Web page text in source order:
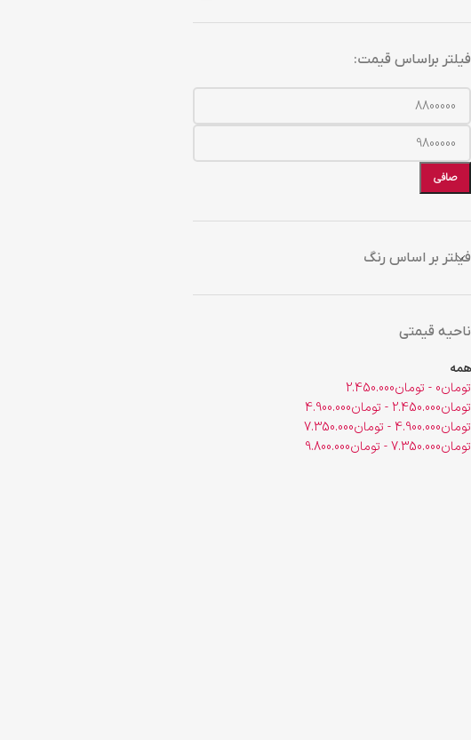
فیلتر براساس قیمت:
صافی
فیلتر بر اساس رنگ
ناحیه قیمتی
همه
تومان0
- تومان2.450.000
تومان2.450.000
- تومان4.900.000
تومان4.900.000
- تومان7.350.000
تومان7.350.000
- تومان9.800.000